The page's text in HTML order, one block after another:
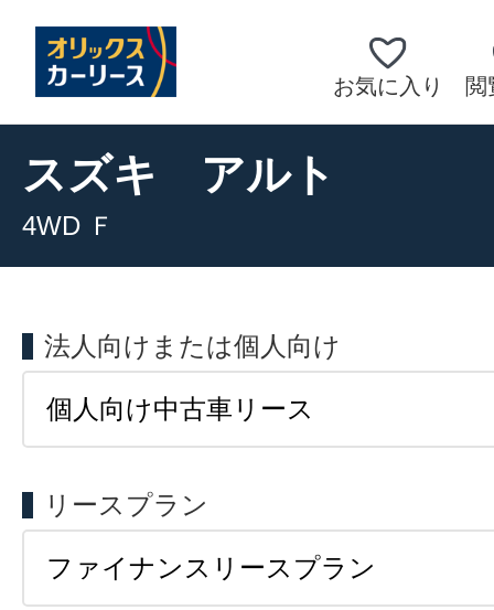
お気に入り 閲
スズキ アルト
4WD Ｆ
法人向けまたは個人向け
リースプラン